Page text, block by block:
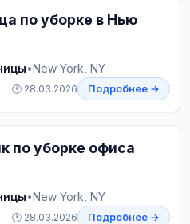
по уборке в Нью
•New York, NY
🕐 28.03.2026 Подробнее →
по уборке офиса
•New York, NY
🕐 28.03.2026 Подробнее →